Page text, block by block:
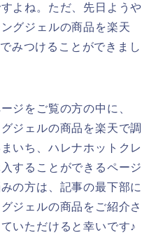
よね。ただ、先日ようや
グジェルの商品を楽天
みつけることができまし
ジをご覧の方の中に、
ジェルの商品を楽天で調
いち、ハレナホットクレ
することができるページ
の方は、記事の最下部に
ジェルの商品をご紹介さ
いただけると幸いです♪